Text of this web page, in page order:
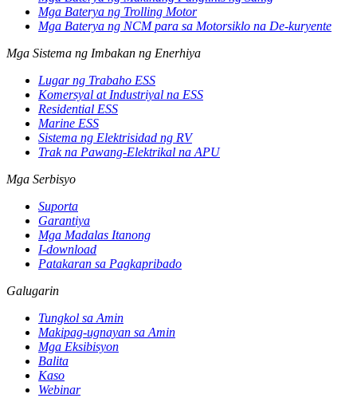
Mga Baterya ng Trolling Motor
Mga Baterya ng NCM para sa Motorsiklo na De-kuryente
Mga Sistema ng Imbakan ng Enerhiya
Lugar ng Trabaho ESS
Komersyal at Industriyal na ESS
Residential ESS
Marine ESS
Sistema ng Elektrisidad ng RV
Trak na Pawang-Elektrikal na APU
Mga Serbisyo
Suporta
Garantiya
Mga Madalas Itanong
I-download
Patakaran sa Pagkapribado
Galugarin
Tungkol sa Amin
Makipag-ugnayan sa Amin
Mga Eksibisyon
Balita
Kaso
Webinar